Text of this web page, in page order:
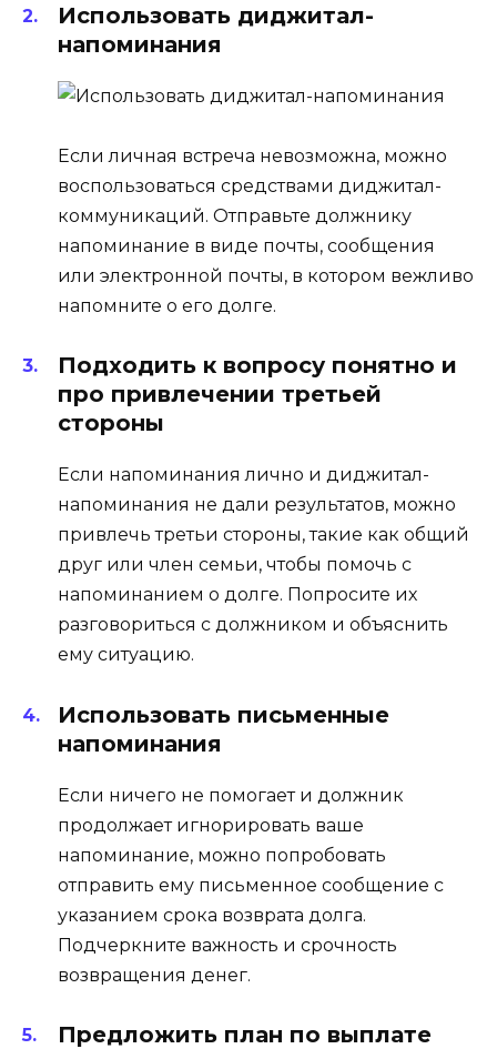
Использовать диджитал-
напоминания
Если личная встреча невозможна, можно
воспользоваться средствами диджитал-
коммуникаций. Отправьте должнику
напоминание в виде почты, сообщения
или электронной почты, в котором вежливо
напомните о его долге.
Подходить к вопросу понятно и
про привлечении третьей
стороны
Если напоминания лично и диджитал-
напоминания не дали результатов, можно
привлечь третьи стороны, такие как общий
друг или член семьи, чтобы помочь с
напоминанием о долге. Попросите их
разговориться с должником и объяснить
ему ситуацию.
Использовать письменные
напоминания
Если ничего не помогает и должник
продолжает игнорировать ваше
напоминание, можно попробовать
отправить ему письменное сообщение с
указанием срока возврата долга.
Подчеркните важность и срочность
возвращения денег.
Предложить план по выплате